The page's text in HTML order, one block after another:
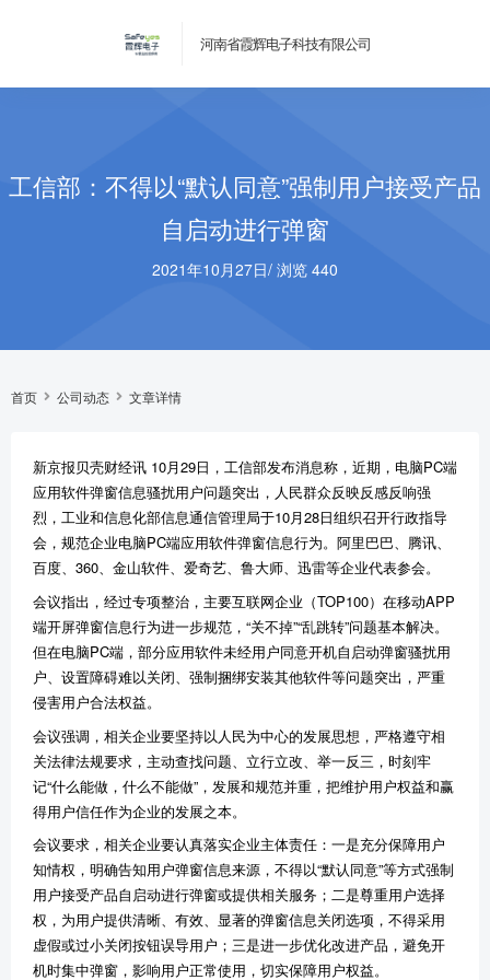
河南省霞辉电子科技有限公司
工信部：不得以“默认同意”强制用户接受产品
自启动进行弹窗
2021年10月27日/ 浏览 440
首页 公司动态 文章详情
新京报贝壳财经讯 10月29日，工信部发布消息称，近期，电脑PC端
应用软件弹窗信息骚扰用户问题突出，人民群众反映反感反响强
烈，工业和信息化部信息通信管理局于10月28日组织召开行政指导
会，规范企业电脑PC端应用软件弹窗信息行为。阿里巴巴、腾讯、
百度、360、金山软件、爱奇艺、鲁大师、迅雷等企业代表参会。
会议指出，经过专项整治，主要互联网企业（TOP100）在移动APP
端开屏弹窗信息行为进一步规范，“关不掉”“乱跳转”问题基本解决。
但在电脑PC端，部分应用软件未经用户同意开机自启动弹窗骚扰用
户、设置障碍难以关闭、强制捆绑安装其他软件等问题突出，严重
侵害用户合法权益。
会议强调，相关企业要坚持以人民为中心的发展思想，严格遵守相
关法律法规要求，主动查找问题、立行立改、举一反三，时刻牢
记“什么能做，什么不能做”，发展和规范并重，把维护用户权益和赢
得用户信任作为企业的发展之本。
会议要求，相关企业要认真落实企业主体责任：一是充分保障用户
知情权，明确告知用户弹窗信息来源，不得以“默认同意”等方式强制
用户接受产品自启动进行弹窗或提供相关服务；二是尊重用户选择
权，为用户提供清晰、有效、显著的弹窗信息关闭选项，不得采用
虚假或过小关闭按钮误导用户；三是进一步优化改进产品，避免开
机时集中弹窗，影响用户正常使用，切实保障用户权益。